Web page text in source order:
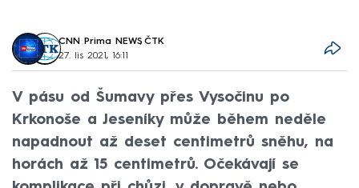
CNN Prima NEWS, ČTK
27. lis 2021, 16:11
V pásu od Šumavy přes Vysočinu po
Krkonoše a Jeseníky může během neděle
napadnout až deset centimetrů sněhu, na
horách až 15 centimetrů. Očekávají se